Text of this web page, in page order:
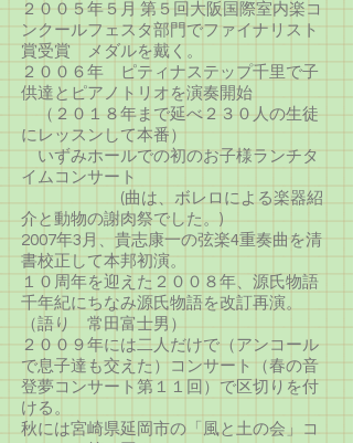
２００５年５月 第５回大阪国際室内楽コ
ンクールフェスタ部門でファイナリスト
賞受賞 メダルを戴く。
２００６年 ピティナステップ千里で子
供達とピアノトリオを演奏開始
（２０１８年まで延べ２３０人の生徒
にレッスンして本番）
いずみホールでの初のお子様ランチタ
イムコンサート
(曲は、ボレロによる楽器紹
介と動物の謝肉祭でした。)
2007年3月、貴志康一の弦楽4重奏曲を清
書校正して本邦初演。
１０周年を迎えた２００８年、源氏物語
千年紀にちなみ源氏物語を改訂再演。
（語り 常田富士男）
２００９年には二人だけで（アンコール
で息子達も交えた）コンサート（春の音
登夢コンサート第１１回）で区切りを付
ける。
秋には宮崎県延岡市の「風と土の会」コ